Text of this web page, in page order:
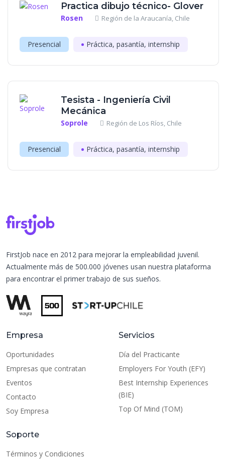
Practica dibujo técnico- Glover
Rosen Región de la Araucanía, Chile
Presencial Práctica, pasantía, internship
Tesista - Ingeniería Civil
Mecánica
Soprole Región de Los Ríos, Chile
Presencial Práctica, pasantía, internship
FirstJob nace en 2012 para mejorar la empleabilidad juvenil.
Actualmente más de 500.000 jóvenes usan nuestra plataforma
para encontrar el primer trabajo de sus sueños.
Empresa
Oportunidades
Empresas que contratan
Eventos
Contacto
Soy Empresa
Servicios
Día del Practicante
Employers For Youth (EFY)
Best Internship Experiences
(BIE)
Top Of Mind (TOM)
Soporte
Términos y Condiciones